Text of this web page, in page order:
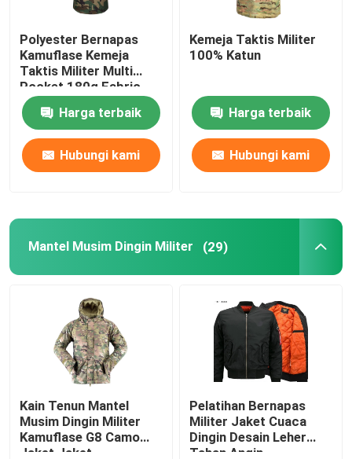
Polyester Bernapas
Kamuflase Kemeja
Taktis Militer Multi
Pocket 180g Fabric
Harga terbaik
Hubungi kami
Kemeja Taktis Militer
100% Katun
Harga terbaik
Hubungi kami
Mantel Musim Dingin Militer (29)
Kain Tenun Mantel
Musim Dingin Militer
Kamuflase G8 Camo
Jaket Jaket
Pelatihan Bernapas
Militer Jaket Cuaca
Dingin Desain Leher
Tahan Angin